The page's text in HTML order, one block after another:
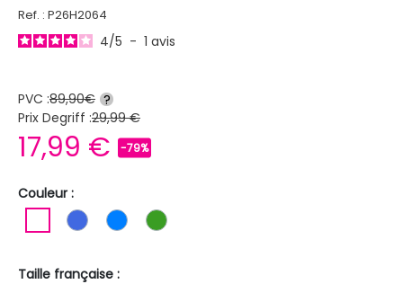
Ref. : P26H2064
4/5 - 1 avis
PVC :89,90€ ?
Prix Degriff :29,99 €
17,99 € -79%
Couleur :
BLANCBLEU ROIBLEU VERT
Taille française :